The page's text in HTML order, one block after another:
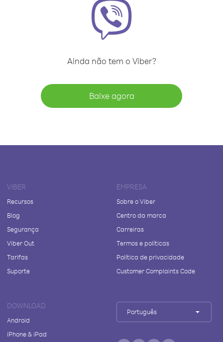
Ainda não tem o Viber?
Baixe agora
VIBER
Recursos
Blog
Segurança
Viber Out
Tarifas
Suporte
EMPRESA
Sobre o Viber
Centro da marca
Carreiras
Termos e políticas
Política de privacidade
Customer Complaints Code
DOWNLOAD
Android
iPhone & iPad
Português